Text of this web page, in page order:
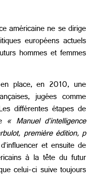
américaine ne se dirige
européens actuels
hommes et femmes
place, en 2010, une
jugées comme
différentes étapes de
« Manuel d’intelligence
première édition, p
et ensuite de
à la tête du futur
celui-ci suive toujours